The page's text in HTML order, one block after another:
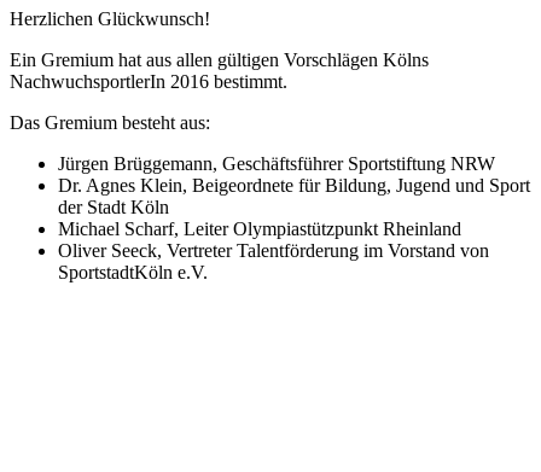
Herzlichen Glückwunsch!
Ein Gremium hat aus allen gültigen Vorschlägen Kölns
NachwuchsportlerIn 2016 bestimmt.
Das Gremium besteht aus:
Jürgen Brüggemann, Geschäftsführer Sportstiftung NRW
Dr. Agnes Klein, Beigeordnete für Bildung, Jugend und Sport
der Stadt Köln
Michael Scharf, Leiter Olympiastützpunkt Rheinland
Oliver Seeck, Vertreter Talentförderung im Vorstand von
SportstadtKöln e.V.